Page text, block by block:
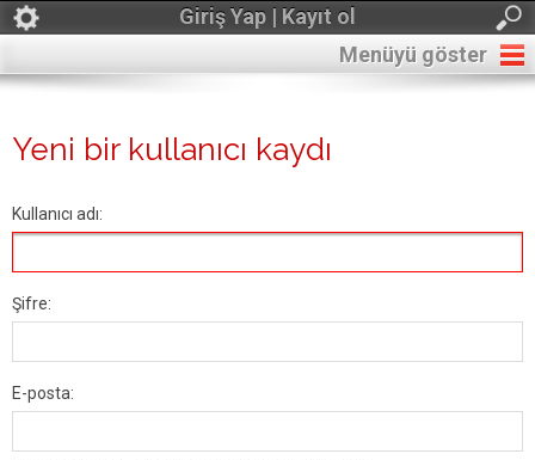
Giriş Yap | Kayıt ol
Menüyü göster
Yeni bir kullanıcı kaydı
Kullanıcı adı:
Şifre:
E-posta: